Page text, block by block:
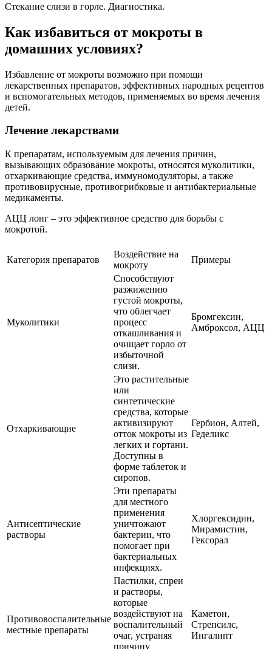
Стекание слизи в горле. Диагностика.
Как избавиться от мокроты в
домашних условиях?
Избавление от мокроты возможно при помощи
лекарственных препаратов, эффективных народных рецептов
и вспомогательных методов, применяемых во время лечения
детей.
Лечение лекарствами
К препаратам, используемым для лечения причин,
вызывающих образование мокроты, относятся муколитики,
отхаркивающие средства, иммуномодуляторы, а также
противовирусные, противогрибковые и антибактериальные
медикаменты.
АЦЦ лонг – это эффективное средство для борьбы с
мокротой.
Категория препаратов
Воздействие на
мокроту
Примеры
Муколитики
Способствуют
разжижению
густой мокроты,
что облегчает
процесс
откашливания и
очищает горло от
избыточной
слизи.
Бромгексин,
Амброксол, АЦЦ
Отхаркивающие
Это растительные
или
синтетические
средства, которые
активизируют
отток мокроты из
легких и гортани.
Доступны в
форме таблеток и
сиропов.
Гербион, Алтей,
Геделикс
Антисептические
растворы
Эти препараты
для местного
применения
уничтожают
бактерии, что
помогает при
бактериальных
инфекциях.
Хлоргексидин,
Мирамистин,
Гексорал
Противовоспалительные
местные препараты
Пастилки, спреи
и растворы,
которые
воздействуют на
воспалительный
очаг, устраняя
причину
Каметон,
Стрепсилс,
Ингалипт